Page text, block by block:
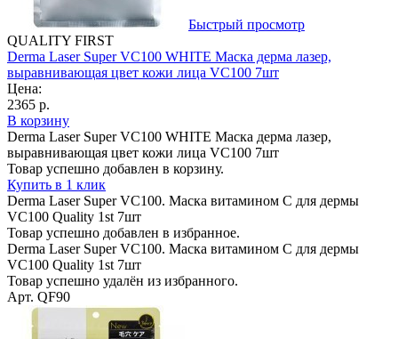
Быстрый просмотр
QUALITY FIRST
Derma Laser Super VC100 WHITE Маска дерма лазер,
выравнивающая цвет кожи лица VC100 7шт
Цена:
2365 р.
В корзину
Derma Laser Super VC100 WHITE Маска дерма лазер,
выравнивающая цвет кожи лица VC100 7шт
Товар успешно добавлен в корзину.
Купить в 1 клик
Derma Laser Super VC100. Маска витамином С для дермы
VC100 Quality 1st 7шт
Товар успешно добавлен в избранное.
Derma Laser Super VC100. Маска витамином С для дермы
VC100 Quality 1st 7шт
Товар успешно удалён из избранного.
Арт. QF90